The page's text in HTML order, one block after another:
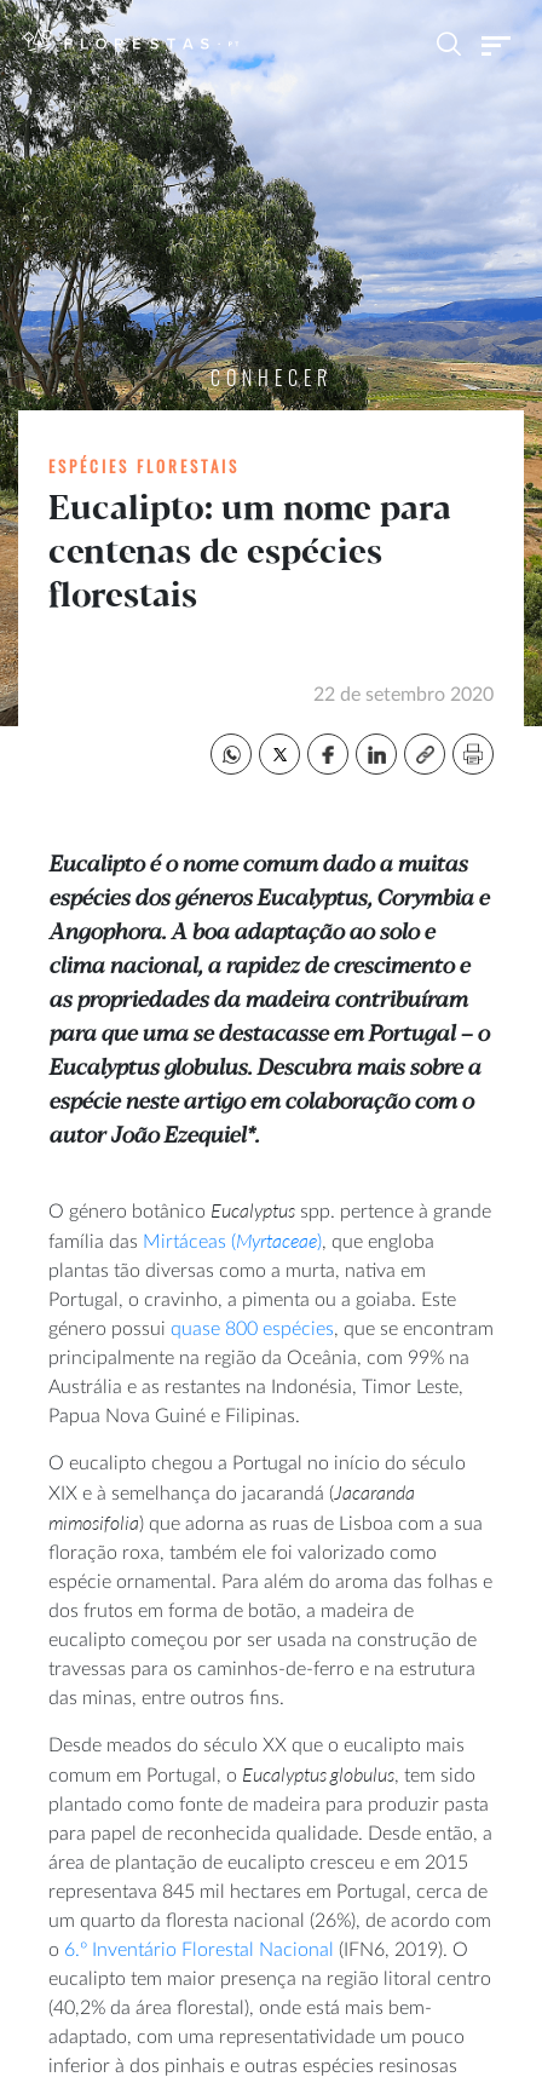
CONHECER
ESPÉCIES FLORESTAIS
Eucalipto: um nome para
centenas de espécies
florestais
22 de setembro 2020
Eucalipto é o nome comum dado a muitas
espécies dos géneros Eucalyptus, Corymbia e
Angophora. A boa adaptação ao solo e
clima nacional, a rapidez de crescimento e
as propriedades da madeira contribuíram
para que uma se destacasse em Portugal – o
Eucalyptus globulus. Descubra mais sobre a
espécie neste artigo em colaboração com o
autor João Ezequiel*.
O género botânico Eucalyptus spp. pertence à grande
família das Mirtáceas (Myrtaceae), que engloba
plantas tão diversas como a murta, nativa em
Portugal, o cravinho, a pimenta ou a goiaba. Este
género possui quase 800 espécies, que se encontram
principalmente na região da Oceânia, com 99% na
Austrália e as restantes na Indonésia, Timor Leste,
Papua Nova Guiné e Filipinas.
O eucalipto chegou a Portugal no início do século
XIX e à semelhança do jacarandá (Jacaranda
mimosifolia) que adorna as ruas de Lisboa com a sua
floração roxa, também ele foi valorizado como
espécie ornamental. Para além do aroma das folhas e
dos frutos em forma de botão, a madeira de
eucalipto começou por ser usada na construção de
travessas para os caminhos-de-ferro e na estrutura
das minas, entre outros fins.
Desde meados do século XX que o eucalipto mais
comum em Portugal, o Eucalyptus globulus, tem sido
plantado como fonte de madeira para produzir pasta
para papel de reconhecida qualidade. Desde então, a
área de plantação de eucalipto cresceu e em 2015
representava 845 mil hectares em Portugal, cerca de
um quarto da floresta nacional (26%), de acordo com
o 6.º Inventário Florestal Nacional
(IFN6, 2019). O
eucalipto tem maior presença na região litoral centro
(40,2% da área florestal), onde está mais bem-
adaptado, com uma representatividade um pouco
inferior à dos pinhais e outras espécies resinosas